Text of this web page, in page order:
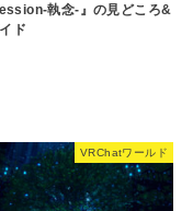
執念-』の見どころ&
ド
VRChatワールド